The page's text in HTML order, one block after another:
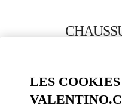
LES COOKIES